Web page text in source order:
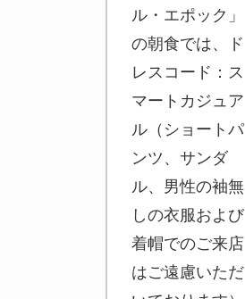
ル・エポック」
の朝食では、ド
レスコード：ス
マートカジュア
ル（ショートパ
ンツ、サンダ
ル、男性の袖無
しの衣服および
着帽でのご来店
はご遠慮いただ